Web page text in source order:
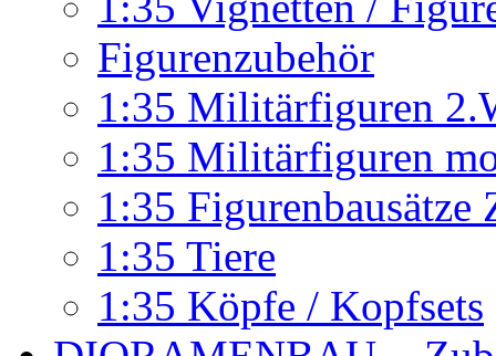
Figurenzubehör
1:35 Militärfiguren
1:35 Militärfiguren
1:35
1:35 Tiere
1:35 Köpfe / Kopfsets